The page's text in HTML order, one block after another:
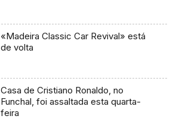
«Madeira Classic Car Revival» está
de volta
Casa de Cristiano Ronaldo, no
Funchal, foi assaltada esta quarta-
feira